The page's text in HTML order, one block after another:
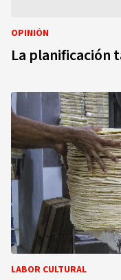
OPINIÓN
La planificación
LABOR CULTURAL